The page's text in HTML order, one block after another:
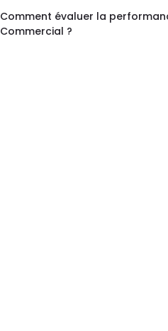
Comment évaluer la
Commercial ?